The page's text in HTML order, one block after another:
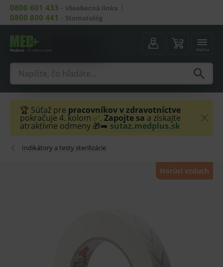
0800 601 433 – Všeobecná linka
0800 800 441 – Stomatológ
menu
🏆 Súťaž pre pracovníkov v zdravotníctve
pokračuje 4. kolom ✅. Zapojte sa a získajte
atraktívne odmeny 🎁➡️ sutaz.medplus.sk
Indikátory a testy sterilizácie
Horúci vzduch